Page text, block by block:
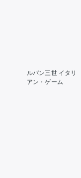
ルパン三世 イタリ
アン・ゲーム